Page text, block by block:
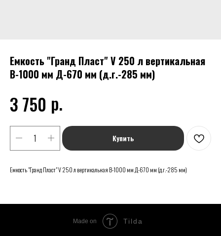
Емкость "Гранд Пласт" V 250 л вертикальная
В-1000 мм Д-670 мм (д.г.-285 мм)
3 750 р.
Купить
Емкость "Гранд Пласт" V 250 л вертикальная В-1000 мм Д-670 мм (д.г.-285 мм)
Made on Tilda